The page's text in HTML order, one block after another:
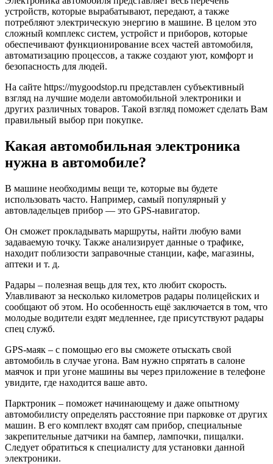
устройств, которые вырабатывают, передают, а также
потребляют электрическую энергию в машине. В целом это
сложный комплекс систем, устройст и приборов, которые
обеспечивают функционирование всех частей автомобиля,
автоматизацию процессов, а также создают уют, комфорт и
безопасность для людей.
На сайте https://mygoodstop.ru представлен субъективный
взгляд на лучшие модели автомобильной электроники и
других различных товаров. Такой взгляд поможет сделать Вам
правильный выбор при покупке.
Какая автомобильная электроника
нужна в автомобиле?
В машине необходимы вещи те, которые вы будете
использовать часто. Например, самый популярный у
автовладельцев прибор — это GPS-навигатор.
Он сможет прокладывать маршруты, найти любую вами
задаваемую точку. Также анализирует данные о трафике,
находит поблизости заправочные станции, кафе, магазины,
аптеки и т. д.
Радары – полезная вещь для тех, кто любит скорость.
Улавливают за несколько километров радары полицейских и
сообщают об этом. Но особенность ещё заключается в том, что
молодые водители ездят медленнее, где присутствуют радары
спец служб.
GPS-маяк – с помощью его вы сможете отыскать свой
автомобиль в случае угона. Вам нужно спрятать в салоне
маячок и при угоне машины вы через приложение в телефоне
увидите, где находится ваше авто.
Парктроник – поможет начинающему и даже опытному
автомобилисту определять расстояние при парковке от других
машин. В его комплект входят сам прибор, специальные
закрепительные датчики на бампер, лампочки, пищалки.
Следует обратиться к специалисту для установки данной
электроники.